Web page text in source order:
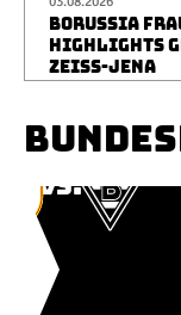
BORUSSIA
HIGHLIGHTS
ZEISS-JENA